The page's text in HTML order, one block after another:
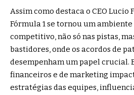
Assim como destaca o CEO Lucio
Fórmula 1 se tornou um
competitivo, não só nas pistas,
bastidores, onde os acordos de
desempenham um papel crucial.
financeiros e de marketing
estratégias das equipes,